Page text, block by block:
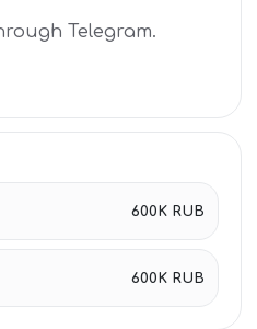
Telegram.
600K RUB
600K RUB